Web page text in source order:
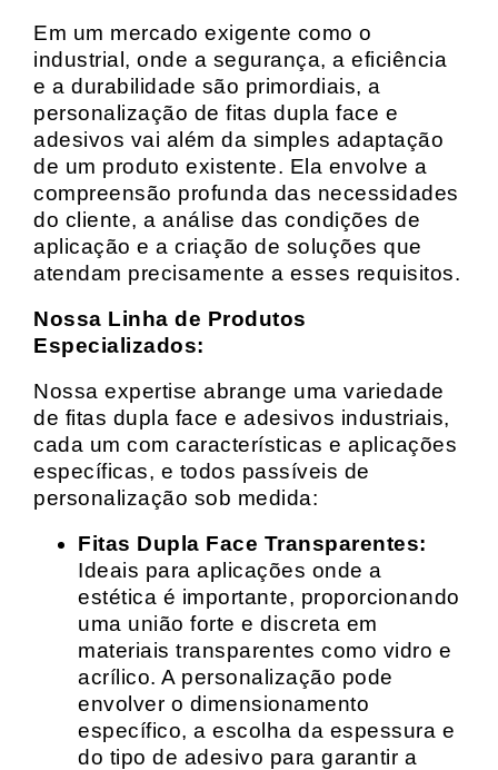
Em um mercado exigente como o
industrial, onde a segurança, a eficiência
e a durabilidade são primordiais, a
personalização de fitas dupla face e
adesivos vai além da simples adaptação
de um produto existente. Ela envolve a
compreensão profunda das necessidades
do cliente, a análise das condições de
aplicação e a criação de soluções que
atendam precisamente a esses requisitos.
Nossa Linha de Produtos
Especializados:
Nossa expertise abrange uma variedade
de fitas dupla face e adesivos industriais,
cada um com características e aplicações
específicas, e todos passíveis de
personalização sob medida:
Fitas Dupla Face Transparentes:
Ideais para aplicações onde a
estética é importante, proporcionando
uma união forte e discreta em
materiais transparentes como vidro e
acrílico. A personalização pode
envolver o dimensionamento
específico, a escolha da espessura e
do tipo de adesivo para garantir a